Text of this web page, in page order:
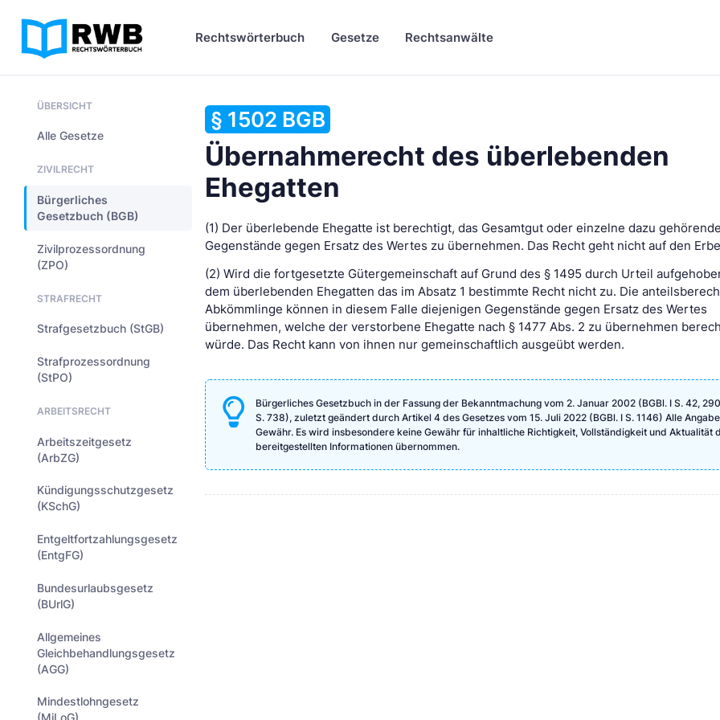
Rechtswörterbuch Gesetze Rechtsanwälte
ÜBERSICHT
Alle Gesetze
ZIVILRECHT
Bürgerliches
Gesetzbuch (BGB)
Zivilprozessordnung
(ZPO)
STRAFRECHT
Strafgesetzbuch (StGB)
Strafprozessordnung
(StPO)
ARBEITSRECHT
Arbeitszeitgesetz
(ArbZG)
Kündigungsschutzgesetz
(KSchG)
Entgeltfortzahlungsgesetz
(EntgFG)
Bundesurlaubsgesetz
(BUrlG)
Allgemeines
Gleichbehandlungsgesetz
(AGG)
Mindestlohngesetz
§ 1502 BGB
Übernahmerecht des überlebenden
Ehegatten
(1) Der überlebende Ehegatte ist berechtigt, das Gesamtgut oder einzelne dazu gehörende
Gegenstände gegen Ersatz des Wertes zu übernehmen. Das Recht geht nicht auf den
(2) Wird die fortgesetzte Gütergemeinschaft auf Grund des § 1495 durch Urteil
dem überlebenden Ehegatten das im Absatz 1 bestimmte Recht nicht zu. Die
Abkömmlinge können in diesem Falle diejenigen Gegenstände gegen Ersatz des Wertes
übernehmen, welche der verstorbene Ehegatte nach § 1477 Abs. 2 zu übernehmen
würde. Das Recht kann von ihnen nur gemeinschaftlich ausgeübt werden.
Bürgerliches Gesetzbuch in der Fassung der Bekanntmachung vom 2. Januar 2002 (BGBl. I S. 42,
S. 738), zuletzt geändert durch Artikel 4 des Gesetzes vom 15. Juli 2022 (BGBl. I S. 1146) Alle
Gewähr. Es wird insbesondere keine Gewähr für inhaltliche Richtigkeit, Vollständigkeit und Aktualität
bereitgestellten Informationen übernommen.